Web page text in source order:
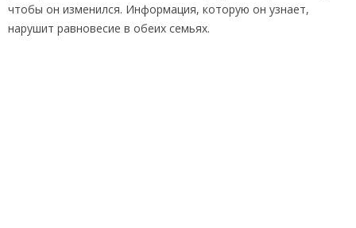
чтобы он изменился. Информация, которую он узнает,
нарушит равновесие в обеих семьях.